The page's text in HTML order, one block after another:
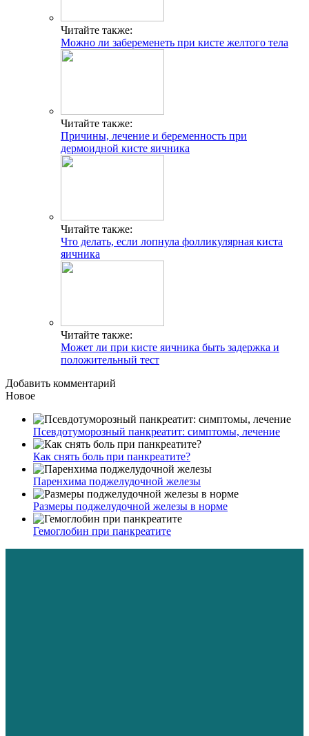
Читайте также:
Можно ли забеременеть при кисте желтого тела
Читайте также:
Причины, лечение и беременность при
дермоидной кисте яичника
Читайте также:
Что делать, если лопнула фолликулярная киста
яичника
Читайте также:
Может ли при кисте яичника быть задержка и
положительный тест
Добавить комментарий
Новое
Псевдотуморозный панкреатит: симптомы, лечение
Как снять боль при панкреатите?
Паренхима поджелудочной железы
Размеры поджелудочной железы в норме
Гемоглобин при панкреатите